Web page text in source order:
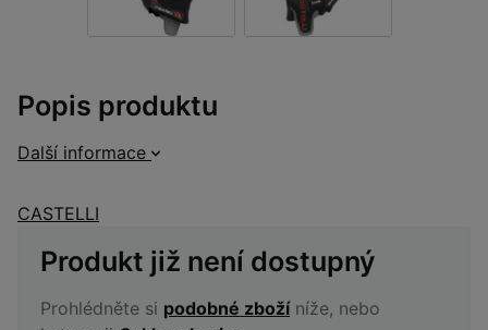
Popis produktu
Další informace
CASTELLI
Produkt již není dostupný
Prohlédněte si podobné zbožíníže, nebo